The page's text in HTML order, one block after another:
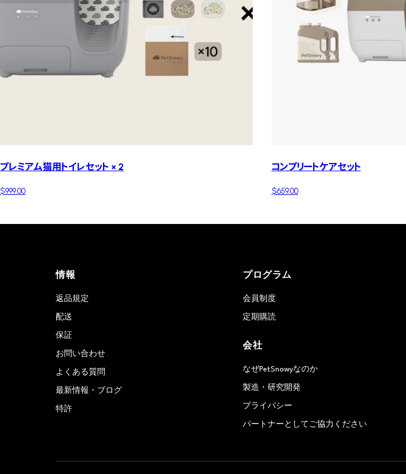
プレミアム猫用トイレセット × 2
$999.00
コンプリートケアセット
$659.00
情報
返品規定
配送
保証
お問い合わせ
よくある質問
最新情報・ブログ
特許
プログラム
会員制度
定期購読
会社
なぜPetSnowyなのか
製造・研究開発
プライバシー
パートナーとしてご協力ください